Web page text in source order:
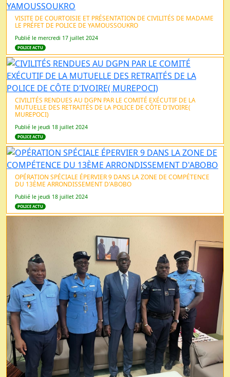
VISITE DE COURTOISIE ET PRÉSENTATION DE CIVILITÉS DE MADAME
LE PRÉFET DE POLICE DE YAMOUSSOUKRO
Publié le mercredi 17 juillet 2024
POLICE ACTU
CIVILITÉS RENDUES AU DGPN PAR LE COMITÉ EXÉCUTIF DE LA
MUTUELLE DES RETRAITÉS DE LA POLICE DE CÔTE D'IVOIRE(
MUREPOCI)
Publié le jeudi 18 juillet 2024
POLICE ACTU
OPÉRATION SPÉCIALE ÉPERVIER 9 DANS LA ZONE DE COMPÉTENCE
DU 13ÈME ARRONDISSEMENT D'ABOBO
Publié le jeudi 18 juillet 2024
POLICE ACTU